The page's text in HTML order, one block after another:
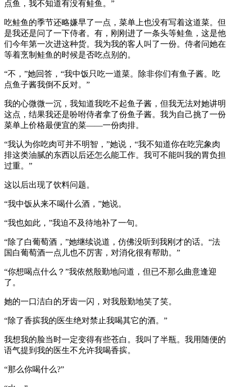
点鱼，我不知道有没有鲑鱼。”
吃鲑鱼的季节还略嫌早了一点，菜单上也没有写着这道菜。但
是我还是问了一下侍者。有，刚刚进了一条头等鲑鱼，这是他
们今年第一次进这种货。我为我的客人叫了一份。侍者问她在
等着烹制鲑鱼的时候是否吃点别的。
“不，”她回答，“我中饭只吃一道菜。除非你们有鱼子酱。吃
点鱼子酱我倒不反对。”
我的心微微一沉，我知道我吃不起鱼子酱，但我无法对她讲明
这点，结果我还是吩咐侍者拿了份鱼子酱。我为自己挑了一份
菜单上价格最便宜的菜——一份肉排。
“我认为你吃肉可并不明智，”她说，“我不知道你在吃完象肉
排这类油腻的东西以后还怎么能工作。我可不能叫我的胃负担
过重。”
这以后出现了饮料问题。
“我中饭从来不喝什么酒，”她说。
“我也如此，”我迫不及待地补了一句。
“除了白葡萄酒，”她继续说道，仿佛没听到我刚才的话。“法
国白葡萄酒一点儿也不厉害，对消化很有帮助。”
“你想喝点什么？”我依然殷勤地问道，但已不那么曲意逢迎
了。
她的一口洁白的牙齿一闪，对我殷勤地笑了笑。
“除了香摈我的医生绝对禁止我喝其它的酒。”
我想我的脸当时一定变得有些苍白。我叫了半瓶。我用随便的
语气提到我的医生不允许我喝香摈。
“那么你喝什么?”